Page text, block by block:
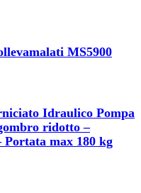
MS5900
Idraulico Pompa
ridotto –
Portata max 180 kg